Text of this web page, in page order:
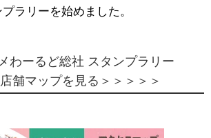
ラリーを始めました。
わーるど総社 スタンプラリー
舗マップを見る＞＞＞＞＞